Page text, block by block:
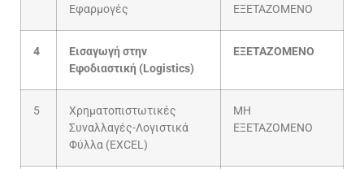
Εφαρμογές
ΕΞΕΤΑΖΟΜΕΝΟ
4
Εισαγωγή στην
Εφοδιαστική (Logistics)
ΕΞΕΤΑΖΟΜΕΝΟ
5
Χρηματοπιστωτικές
Συναλλαγές-Λογιστικά
Φύλλα (EXCEL)
ΜΗ
ΕΞΕΤΑΖΟΜΕΝΟ